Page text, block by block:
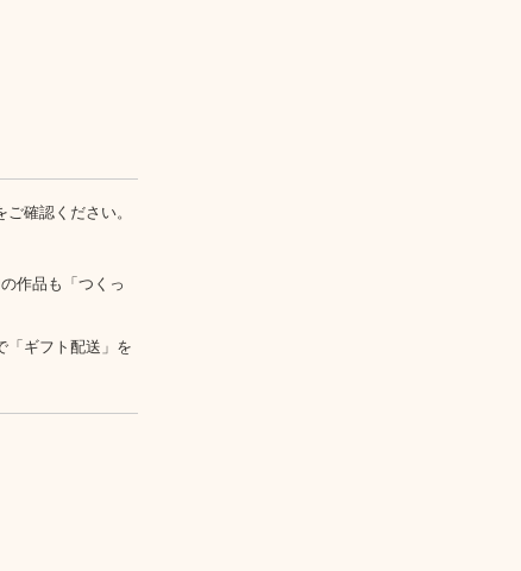
ご確認ください。
作品も「つくっ
「ギフト配送」を